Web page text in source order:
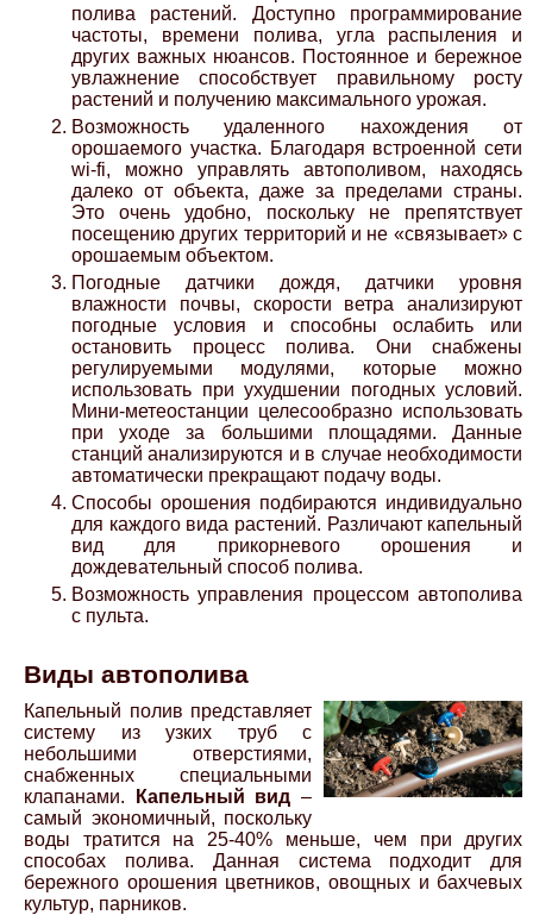
полива растений. Доступно программирование
частоты, времени полива, угла распыления и
других важных нюансов. Постоянное и бережное
увлажнение способствует правильному росту
растений и получению максимального урожая.
Возможность удаленного нахождения от
орошаемого участка. Благодаря встроенной сети
wi-fi, можно управлять автополивом, находясь
далеко от объекта, даже за пределами страны.
Это очень удобно, поскольку не препятствует
посещению других территорий и не «связывает» с
орошаемым объектом.
Погодные датчики дождя, датчики уровня
влажности почвы, скорости ветра анализируют
погодные условия и способны ослабить или
остановить процесс полива. Они снабжены
регулируемыми модулями, которые можно
использовать при ухудшении погодных условий.
Мини-метеостанции целесообразно использовать
при уходе за большими площадями. Данные
станций анализируются и в случае необходимости
автоматически прекращают подачу воды.
Способы орошения подбираются индивидуально
для каждого вида растений. Различают капельный
вид для прикорневого орошения и
дождевательный способ полива.
Возможность управления процессом автополива
с пульта.
Виды автополива
Капельный полив представляет
систему из узких труб с
небольшими отверстиями,
снабженных специальными
клапанами.
Капельный вид –
самый экономичный, поскольку
воды тратится на 25-40% меньше, чем при других
способах полива. Данная система подходит для
бережного орошения цветников, овощных и бахчевых
культур, парников.
Mitsubishi
Renault
Suzuki
Toyota
Volkswagen
Дополнительные товары